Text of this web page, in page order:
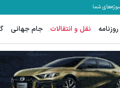
شما
روزنامه نقل و انتقالات جام جهانی